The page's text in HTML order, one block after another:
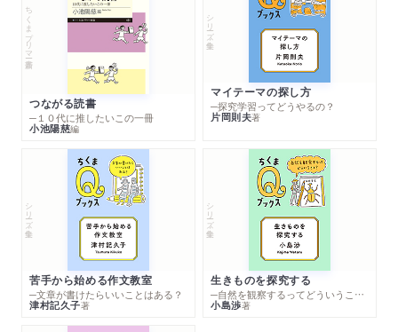
ちくまプリマー新書
つながる読書
─１０代に推したいこの一冊
小池陽慈編
シリーズ・全集
マイテーマの探し方
─探究学習ってどうやるの？
片岡則夫著
シリーズ・全集
苦手から始める作文教室
─文章が書けたらいいことはある？
津村記久子著
シリーズ・全集
生きものを探究する
─自然を観察するってどういうこと？
小島渉著